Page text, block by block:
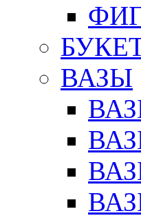
ВАЗЫ